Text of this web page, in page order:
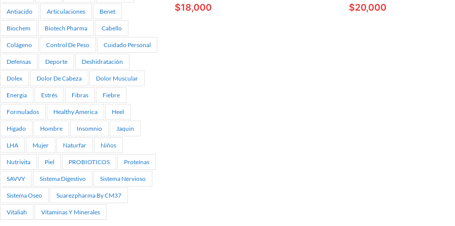
Antiacido Articulaciones Benet
Biochem Biotech Pharma Cabello
Colágeno Control De Peso Cuidado Personal
Defensas Deporte Deshidratación
Dolex Dolor De Cabeza Dolor Muscular
Energia Estrés Fibras Fiebre
Formulados Healthy America Heel
Higado Hombre Insomnio Jaquin
LHA Mujer Naturfar Niños
Nutrivita Piel PROBIOTICOS Proteínas
SAVVY Sistema Digestivo Sistema Nervioso
Sistema Oseo Suarezpharma By CM37
Vitaliah Vitaminas Y Minerales
$18,000 $20,000